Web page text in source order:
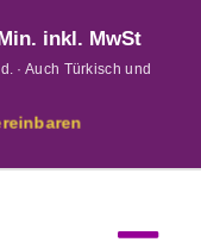
inkl. MwSt
· Auch Türkisch und